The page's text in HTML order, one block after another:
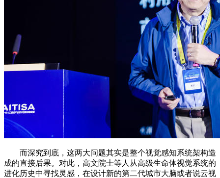
而深究到底，这两大问题其实是整个视觉感知系统架构造
成的直接后果。对此，高文院士等人从高级生命体视觉系统的
进化历史中寻找灵感，在设计新的第二代城市大脑或者说云视